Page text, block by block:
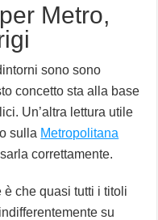
Metro,
sono sono
concetto sta alla base
Un’altra lettura utile
sulla Metropolitana
correttamente.
è che quasi tutti i titoli
su